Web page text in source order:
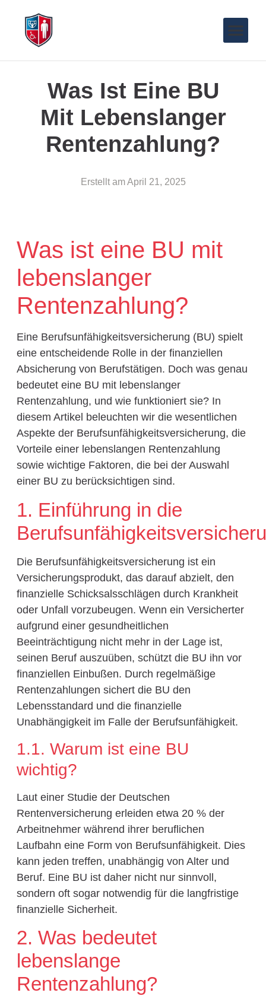
Was Ist Eine BU
Mit Lebenslanger
Rentenzahlung?
Erstellt am April 21, 2025
Was ist eine BU mit
lebenslanger
Rentenzahlung?
Eine Berufsunfähigkeitsversicherung (BU) spielt
eine entscheidende Rolle in der finanziellen
Absicherung von Berufstätigen. Doch was genau
bedeutet eine BU mit lebenslanger
Rentenzahlung, und wie funktioniert sie? In
diesem Artikel beleuchten wir die wesentlichen
Aspekte der Berufsunfähigkeitsversicherung, die
Vorteile einer lebenslangen Rentenzahlung
sowie wichtige Faktoren, die bei der Auswahl
einer BU zu berücksichtigen sind.
1. Einführung in die
Die Berufsunfähigkeitsversicherung ist ein
Versicherungsprodukt, das darauf abzielt, den
finanzielle Schicksalsschlägen durch Krankheit
oder Unfall vorzubeugen. Wenn ein Versicherter
aufgrund einer gesundheitlichen
Beeinträchtigung nicht mehr in der Lage ist,
seinen Beruf auszuüben, schützt die BU ihn vor
finanziellen Einbußen. Durch regelmäßige
Rentenzahlungen sichert die BU den
Lebensstandard und die finanzielle
Unabhängigkeit im Falle der Berufsunfähigkeit.
1.1. Warum ist eine BU
wichtig?
Laut einer Studie der Deutschen
Rentenversicherung erleiden etwa 20 % der
Arbeitnehmer während ihrer beruflichen
Laufbahn eine Form von Berufsunfähigkeit. Dies
kann jeden treffen, unabhängig von Alter und
Beruf. Eine BU ist daher nicht nur sinnvoll,
sondern oft sogar notwendig für die langfristige
finanzielle Sicherheit.
2. Was bedeutet
lebenslange
Rentenzahlung?